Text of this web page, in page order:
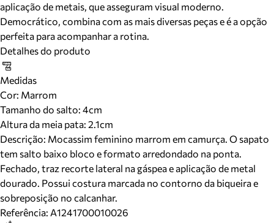
aplicação de metais, que asseguram visual moderno.
Democrático, combina com as mais diversas peças e é a opção
perfeita para acompanhar a rotina.
Detalhes do produto
Medidas
Cor: Marrom
Tamanho do salto: 4cm
Altura da meia pata: 2.1cm
Descrição: Mocassim feminino marrom em camurça. O sapato
tem salto baixo bloco e formato arredondado na ponta.
Fechado, traz recorte lateral na gáspea e aplicação de metal
dourado. Possui costura marcada no contorno da biqueira e
sobreposição no calcanhar.
Referência: A1241700010026